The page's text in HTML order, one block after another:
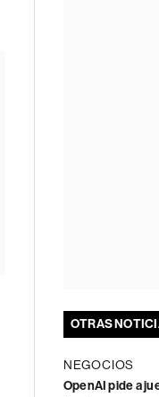
OTRAS
NEGOCIOS
OpenAI pide a